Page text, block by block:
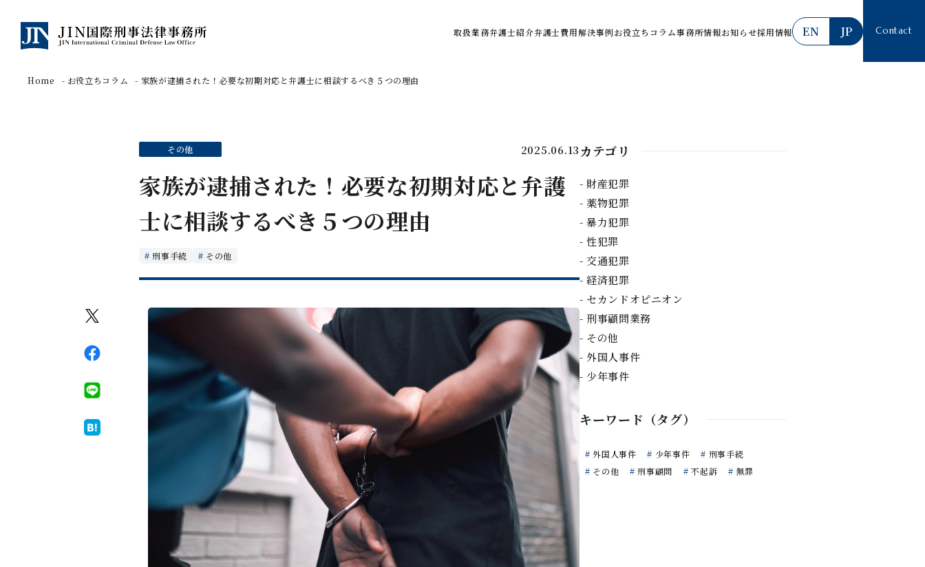
取扱業務弁護士紹介弁護士費用解決事例お役立ちコラム事務所情報お知らせ採用情報 EN JP Contact
Home お役立ちコラム 家族が逮捕された！必要な初期対応と弁護士に相談するべき５つの理由
その他 2025.06.13
家族が逮捕された！必要な初期対応と弁護
士に相談するべき５つの理由
刑事手続 その他
カテゴリ
財産犯罪
薬物犯罪
暴力犯罪
性犯罪
交通犯罪
経済犯罪
セカンドオピニオン
刑事顧問業務
その他
外国人事件
少年事件
キーワード（タグ）
外国人事件 少年事件
刑事手続
その他
刑事顧問 不起訴 無罪